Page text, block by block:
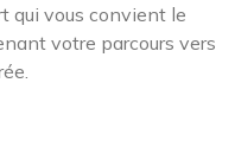
qui vous convient le
votre parcours vers